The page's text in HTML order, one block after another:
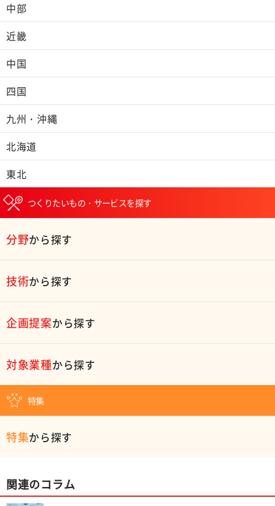
中部
近畿
中国
四国
九州・沖縄
北海道
東北
つくりたいもの・サービスを探す
分野から探す
技術から探す
企画提案から探す
対象業種から探す
特集
特集から探す
関連のコラム